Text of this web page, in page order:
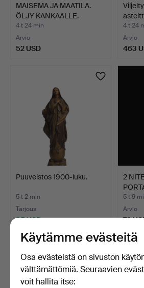
MAISEMA JA MAATILA.
ÖLJY KANKAALLE.
SIGNEE…
4 t 24 min
Arvio
52 USD
4 t 24
Arvio
463
Puuveistos 1900-luku.
5 t 2 min
Tarjous
35 USD
2
5 t 9
Arvio
70
Käytämme evästeitä
Osa evästeistä on sivuston
välttämättömiä. Seuraavien
voit hallita itse: